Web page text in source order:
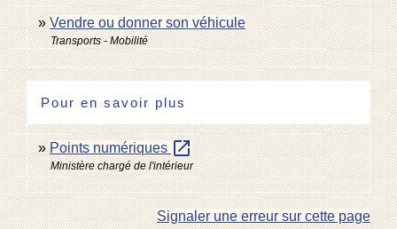
Vendre ou donner son véhicule
Transports - Mobilité
Pour en savoir plus
Points numériques open_in_new
Ministère chargé de l'intérieur
Signaler une erreur sur cette page